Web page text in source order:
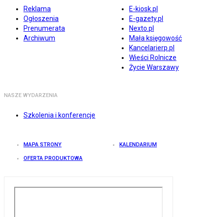
Reklama
Ogłoszenia
Prenumerata
Archiwum
E-kiosk.pl
E-gazety.pl
Nexto.pl
Mała księgowość
Kancelarierp.pl
Wieści Rolnicze
Życie Warszawy
NASZE WYDARZENIA
Szkolenia i konferencje
MAPA STRONY KALENDARIUM
OFERTA PRODUKTOWA